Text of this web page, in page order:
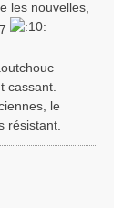
les nouvelles,
cassant.
le
résistant.